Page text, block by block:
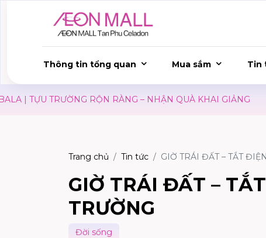
Thông tin tổng quan Mua sắm Tin
| TỰU TRƯỜNG RỘN RÀNG – NHẬN QUÀ KHAI GIẢNG
Trang chủ Tin tức GIỜ TRÁI ĐẤT – TẮT
GIỜ TRÁI ĐẤT –
TRƯỜNG
Đời sống